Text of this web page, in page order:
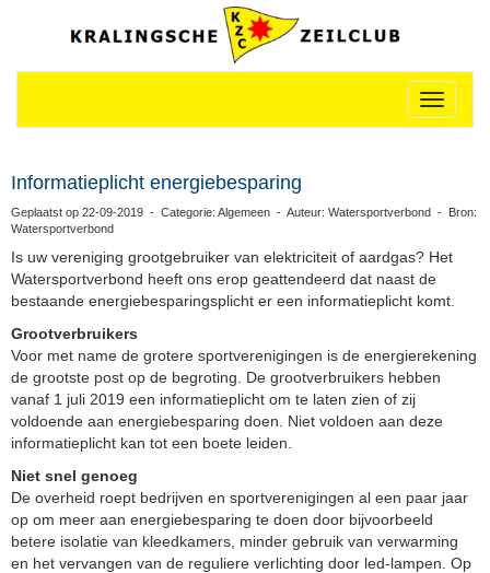
Toggle
Informatieplicht energiebesparing
Geplaatst op 22-09-2019 - Categorie: Algemeen - Auteur: Watersportverbond - Bron:
Watersportverbond
Is uw vereniging grootgebruiker van elektriciteit of aardgas? Het
Watersportverbond heeft ons erop geattendeerd dat naast de
bestaande energiebesparingsplicht er een informatieplicht komt.
Grootverbruikers
Voor met name de grotere sportverenigingen is de energierekening
de grootste post op de begroting. De grootverbruikers hebben
vanaf 1 juli 2019 een informatieplicht om te laten zien of zij
voldoende aan energiebesparing doen. Niet voldoen aan deze
informatieplicht kan tot een boete leiden.
Niet snel genoeg
De overheid roept bedrijven en sportverenigingen al een paar jaar
op om meer aan energiebesparing te doen door bijvoorbeeld
betere isolatie van kleedkamers, minder gebruik van verwarming
en het vervangen van de reguliere verlichting door led-lampen. Op